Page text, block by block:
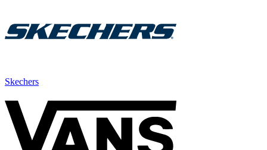
Skechers